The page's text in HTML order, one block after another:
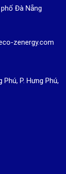
Đà Nẵng
zenergy.com
P. Hưng Phú,